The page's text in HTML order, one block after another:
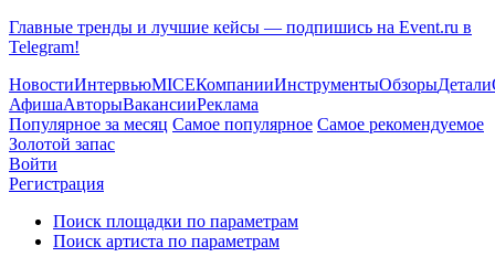
Главные тренды и лучшие кейсы — подпишись на Event.ru в
Telegram!
НовостиИнтервьюMICEКомпанииИнструментыОбзорыДетали
АфишаАвторыВакансииРеклама
Популярное за месяц Самое популярное Самое рекомендуемое
Золотой запас
Войти
Регистрация
Поиск площадки по параметрам
Поиск артиста по параметрам